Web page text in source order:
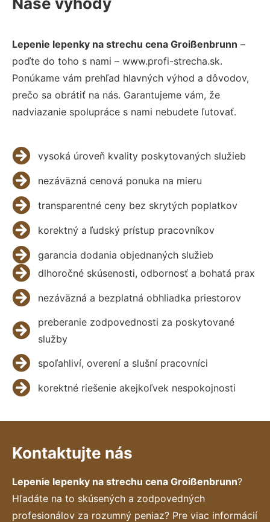
Lepenie lepenky na strechu cena Groißenbrunn –
poďte do toho s nami – www.profi-strecha.sk.
Ponúkame vám prehľad hlavných výhod a dôvodov,
prečo sa obrátiť na nás. Garantujeme vám, že
nadviazanie spolupráce s nami nebudete ľutovať.
vysoká úroveň kvality poskytovaných služieb
nezáväzná cenová ponuka na mieru
transparentné ceny bez skrytých poplatkov
korektný a ľudský prístup pracovníkov
garancia dodania objednaných služieb
dlhoročné skúsenosti, odbornosť a bohatá prax
nezáväzná a bezplatná obhliadka priestorov
preberanie zodpovednosti za poskytované
služby
spoľahliví, overení a slušní pracovníci
korektné riešenie akejkoľvek nespokojnosti
Kontaktujte nás
Lepenie lepenky na strechu cena Groißenbrunn?
Hľadáte na to skúsených a zodpovedných
profesionálov za rozumný peniaz? Pre viac informácií